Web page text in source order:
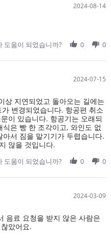
2024-08-14
도움이 되었습니까? 0 0
2024-07-15
상 지연되었고 돌아오는 길에는
변경되었습니다. 항공편 취소
이 있습니다. 항공기는 오래되
은 빵 한 조각이고, 와인도 없
서 짐을 맡기기가 두렵습니다.
않을 것입니다.
도움이 되었습니까? 0 0
2024-03-09
음료 요청을 받지 않은 사람은
았어요.